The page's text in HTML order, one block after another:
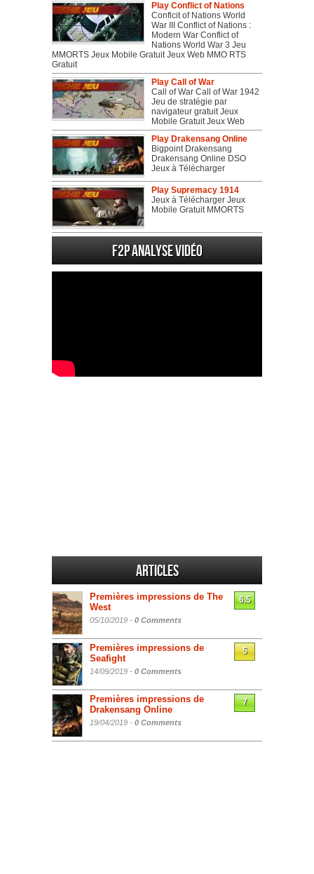
Play Conflict of Nations
Conflcit of Nations World
War III Conflict of Nations :
Modern War Conflict of
Nations World War 3 Jeu
MMORTS Jeux Mobile Gratuit Jeux Web MMO RTS
Gratuit
Play Call of War
Call of War Call of War 1942
Jeu de stratégie par
navigateur gratuit Jeux
Mobile Gratuit Jeux Web
Play Drakensang Online
Bigpoint Drakensang
Drakensang Online DSO
Jeux à Télécharger
Play Supremacy 1914
Jeux à Télécharger Jeux
Mobile Gratuit MMORTS
F2P Analyse vidéo
Articles
Premières impressions de The
West
05/10/2019 - 0 Comments
6.5
Premières impressions de
Seafight
14/09/2019 - 0 Comments
5
Premières impressions de
Drakensang Online
19/04/2019 - 0 Comments
7